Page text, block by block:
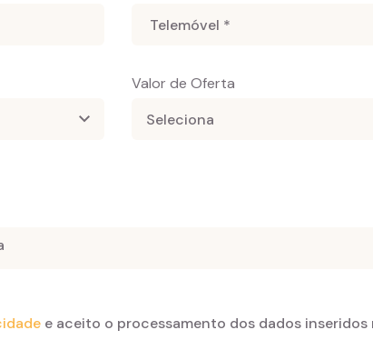
Valor de Oferta
e aceito o processamento dos dados